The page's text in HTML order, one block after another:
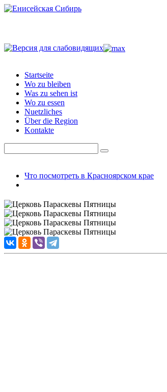
Startseite
Wo zu bleiben
Was zu sehen ist
Wo zu essen
Nuetzliches
Über die Region
Kontakte
Что посмотреть в Красноярском крае